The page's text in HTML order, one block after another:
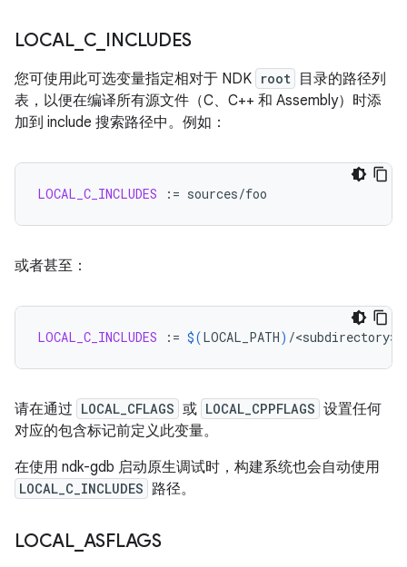
LOCAL_ C INCLUDES
您可使用此可选变量指定相对于 NDK root
目录的路径列
表，以便在编译所有源文件（C、C++ 和 Assembly）时添
加到 include 搜索路径中。例如：
LOCAL_C_INCLUDES :=
或者甚至：
LOCAL_C_INCLUDES := $(LOCAL_PATH)
请在通过 LOCAL_CFLAGS 或 LOCAL_CPPFLAGS 设置任何
对应的包含标记前定义此变量。
在使用 ndk-gdb 启动原生调试时，构建系统也会自动使用
LOCAL_C_INCLUDES 路径。
LOCAL_ ASFLAGS